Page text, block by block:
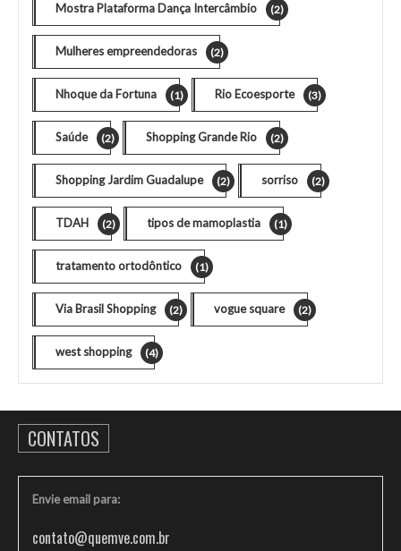
Mostra Plataforma Dança Intercâmbio (2)
Mulheres empreendedoras (2)
Nhoque da Fortuna (1) Rio Ecoesporte (3)
Saúde (2) Shopping Grande Rio (2)
Shopping Jardim Guadalupe (2) sorriso (2)
TDAH (2) tipos de mamoplastia (1)
tratamento ortodôntico (1)
Via Brasil Shopping (2) vogue square (2)
west shopping (4)
CONTATOS
Envie email para:
contato@quemve.com.br